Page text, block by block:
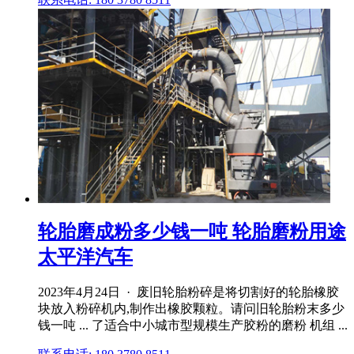
轮胎磨成粉多少钱一吨 轮胎磨粉用途
太平洋汽车
2023年4月24日 · 废旧轮胎粉碎是将切割好的轮胎橡胶
块放入粉碎机内,制作出橡胶颗粒。请问旧轮胎粉末多少
钱一吨 ... 了适合中小城市型规模生产胶粉的磨粉 机组 ...